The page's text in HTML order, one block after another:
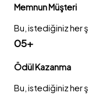
Memnun Müşteri
Bu, istediğiniz her
05+
Ödül Kazanma
Bu, istediğiniz her